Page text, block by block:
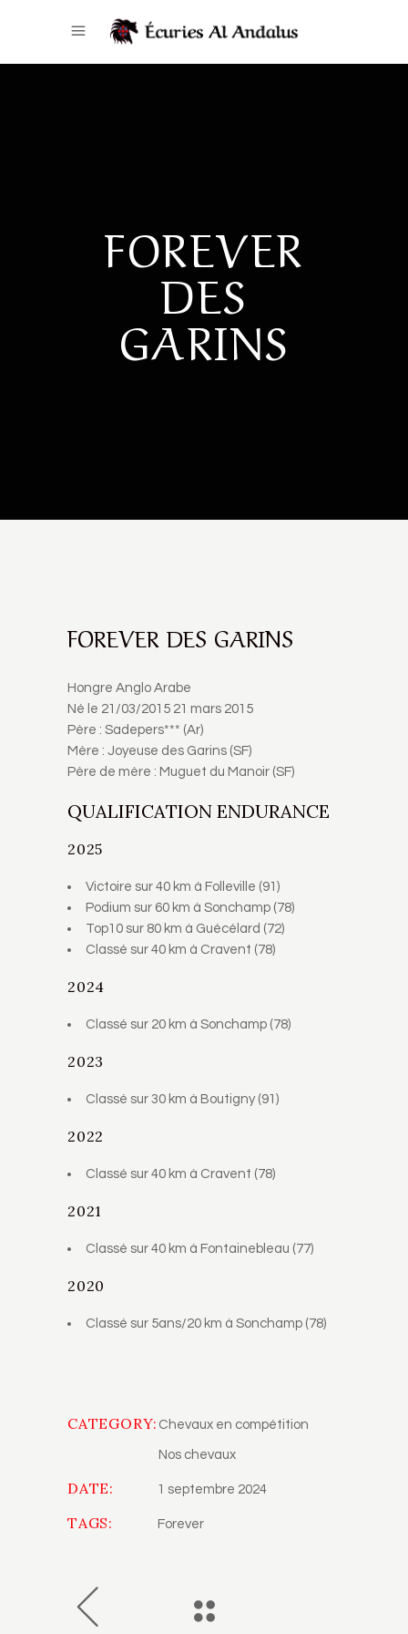
FOREVER
DES
GARINS
FOREVER DES GARINS
Hongre Anglo Arabe
Né le 21/03/2015 21 mars 2015
Père : Sadepers*** (Ar)
Mère : Joyeuse des Garins (SF)
Père de mère : Muguet du Manoir (SF)
QUALIFICATION ENDURANCE
2025
Victoire sur 40 km à Folleville (91)
Podium sur 60 km à Sonchamp (78)
Top10 sur 80 km à Guécélard (72)
Classé sur 40 km à Cravent (78)
2024
Classé sur 20 km à Sonchamp (78)
2023
Classé sur 30 km à Boutigny (91)
2022
Classé sur 40 km à Cravent (78)
2021
Classé sur 40 km à Fontainebleau (77)
2020
Classé sur 5ans/20 km à Sonchamp (78)
CATEGORY: Chevaux en compétition
Nos chevaux
DATE: 1 septembre 2024
TAGS: Forever